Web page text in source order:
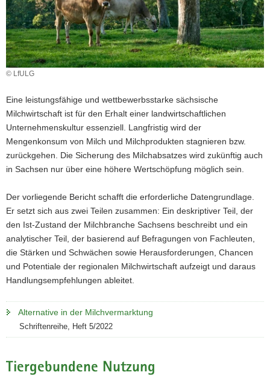
a
v
i
g
a
i
o
n
© LfULG
Eine leistungsfähige und wettbewerbsstarke sächsische
Milchwirtschaft ist für den Erhalt einer landwirtschaftlichen
Unternehmenskultur essenziell. Langfristig wird der
Mengenkonsum von Milch und Milchprodukten stagnieren bzw.
zurückgehen. Die Sicherung des Milchabsatzes wird zukünftig auch
in Sachsen nur über eine höhere Wertschöpfung möglich sein.
Der vorliegende Bericht schafft die erforderliche Datengrundlage.
Er setzt sich aus zwei Teilen zusammen: Ein deskriptiver Teil, der
den Ist-Zustand der Milchbranche Sachsens beschreibt und ein
analytischer Teil, der basierend auf Befragungen von Fachleuten,
die Stärken und Schwächen sowie Herausforderungen, Chancen
und Potentiale der regionalen Milchwirtschaft aufzeigt und daraus
Handlungsempfehlungen ableitet.
Alternative in der Milchvermarktung
Schriftenreihe, Heft 5/2022
Tiergebundene Nutzung